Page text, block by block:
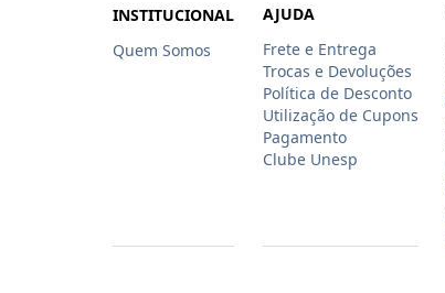
INSTITUCIONAL
Quem Somos
AJUDA
Frete e Entrega
Trocas e Devoluções
Política de Desconto
Utilização de Cupons
Pagamento
Clube Unesp